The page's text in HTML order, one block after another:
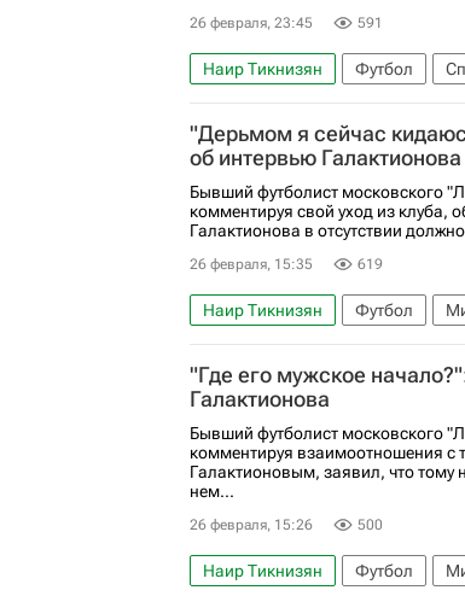
26 февраля, 23:45 591
Наир Тикнизян Футбол
Спартак Москва
Црвена
"Дерьмом я сейчас
об интервью Галактионова
Бывший футболист московского
комментируя свой уход из клуба,
Галактионова в отсутствии
26 февраля, 15:35 619
Наир Тикнизян Футбол
"Где его мужское
Галактионова
Бывший футболист московского
комментируя взаимоотношения
Галактионовым, заявил, что тому
нем...
26 февраля, 15:26 500
Наир Тикнизян Футбол